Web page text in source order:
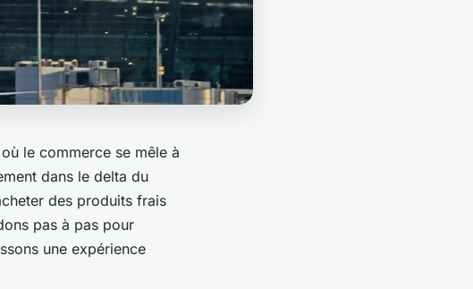
le commerce se mêle à
dans le delta du
des produits frais
pas à pas pour
une expérience